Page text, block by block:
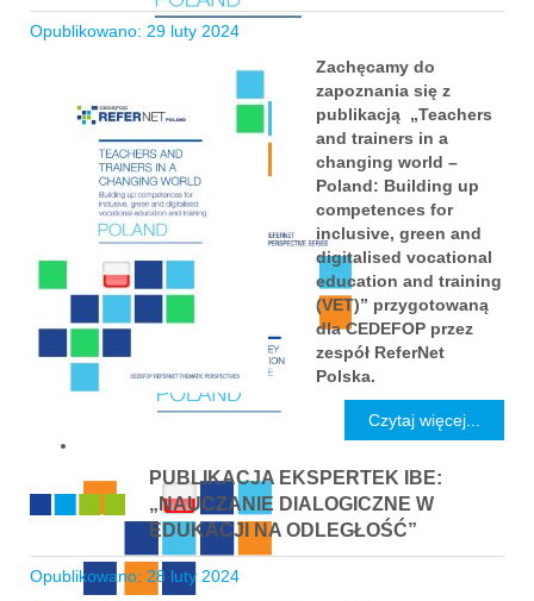
Opublikowano: 29 luty 2024
Zachęcamy do
zapoznania się z
publikacją „Teachers
and trainers in a
changing world –
Poland: Building up
competences for
inclusive, green and
digitalised vocational
education and training
(VET)” przygotowaną
dla CEDEFOP przez
zespół ReferNet
Polska.
Czytaj więcej...
PUBLIKACJA EKSPERTEK IBE:
„NAUCZANIE DIALOGICZNE W
EDUKACJI NA ODLEGŁOŚĆ”
Opublikowano: 28 luty 2024